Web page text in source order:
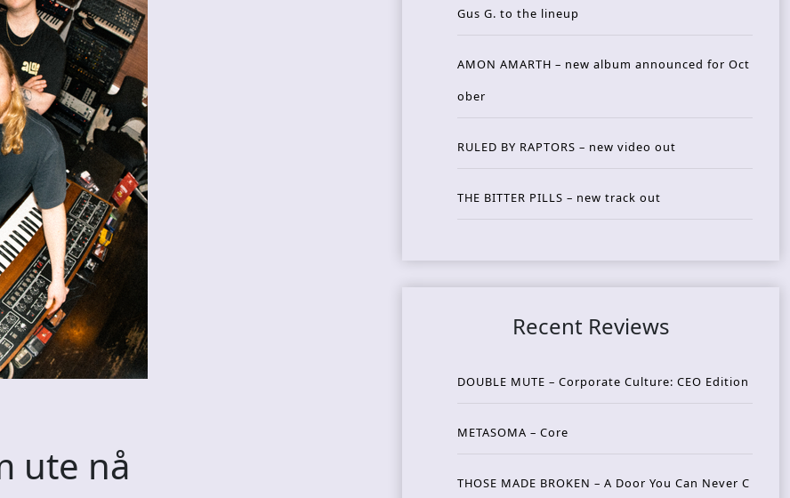
ute nå
Gus G. to the lineup
AMON AMARTH – new album announced for Oct
ober
RULED BY RAPTORS – new video out
THE BITTER PILLS – new track out
Recent Reviews
DOUBLE MUTE – Corporate Culture: CEO Edition
METASOMA – Core
THOSE MADE BROKEN – A Door You Can Never C